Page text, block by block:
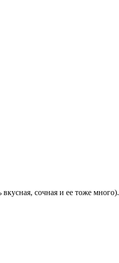
сочная и ее тоже много).